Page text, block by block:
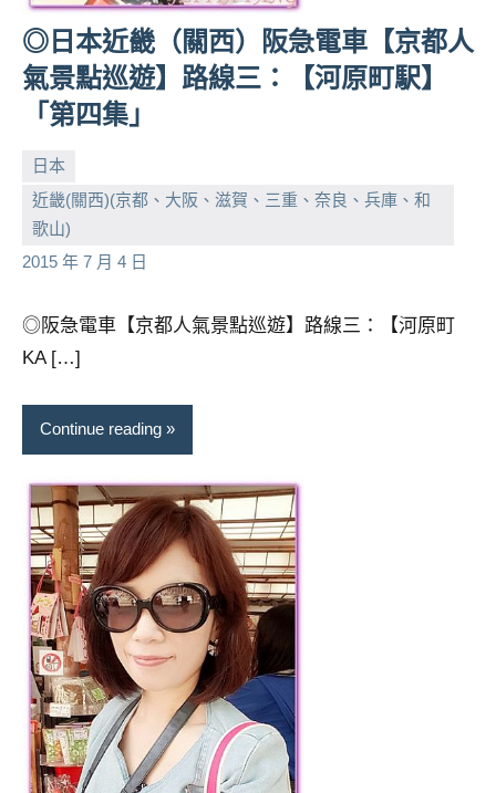
◎日本近畿（關西）阪急電車【京都人
氣景點巡遊】路線三：【河原町駅】
「第四集」
日本
近畿(關西)(京都、大阪、滋賀、三重、奈良、兵庫、和
歌山)
2015 年 7 月 4 日
小
芳
No
comments
◎阪急電車【京都人氣景點巡遊】路線三：【河原町
KA […]
Continue reading